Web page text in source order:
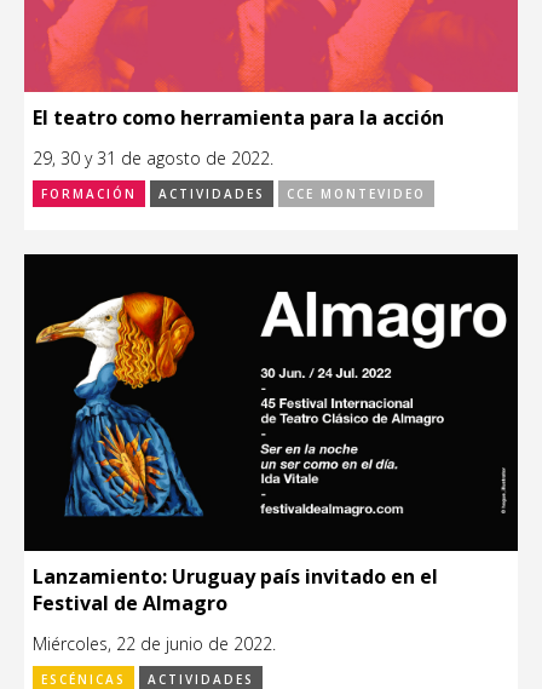
El teatro como herramienta para la acción
29, 30 y 31 de agosto de 2022.
FORMACIÓN ACTIVIDADES CCE MONTEVIDEO
Lanzamiento: Uruguay país invitado en el
Festival de Almagro
Miércoles, 22 de junio de 2022.
ESCÉNICAS
ACTIVIDADES